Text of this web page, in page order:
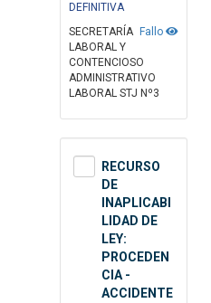
DEFINITIVA
Fallo
SECRETARÍA
LABORAL Y
CONTENCIOSO
ADMINISTRATIVO
LABORAL STJ Nº3
RECURSO
DE
INAPLICABI
LIDAD DE
LEY:
PROCEDEN
CIA -
ACCIDENTE